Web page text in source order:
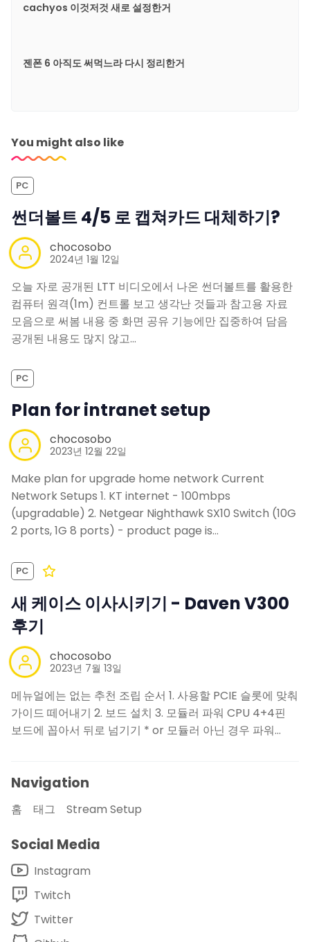
cachyos 이것저것 새로 설정한거
젠폰 6 아직도 써먹느라 다시 정리한거
You might also like
PC
썬더볼트 4/5 로 캡쳐카드 대체하기?
chocosobo
2024년 1월 12일
오늘 자로 공개된 LTT 비디오에서 나온 썬더볼트를 활용한
컴퓨터 원격(1m) 컨트롤 보고 생각난 것들과 참고용 자료
모음으로 써봄 내용 중 화면 공유 기능에만 집중하여 담음
공개된 내용도 많지 않고…
PC
Plan for intranet setup
chocosobo
2023년 12월 22일
Make plan for upgrade home network Current
Network Setups 1. KT internet - 100mbps
(upgradable) 2. Netgear Nighthawk SX10 Switch (10G
2 ports, 1G 8 ports) - product page is…
PC
새 케이스 이사시키기 - Daven V300
후기
chocosobo
2023년 7월 13일
메뉴얼에는 없는 추천 조립 순서 1. 사용할 PCIE 슬롯에 맞춰
가이드 떼어내기 2. 보드 설치 3. 모듈러 파워 CPU 4+4핀
보드에 꼽아서 뒤로 넘기기 * or 모듈러 아닌 경우 파워…
Navigation
홈 태그 Stream Setup
Social Media
Instagram
Twitch
Twitter